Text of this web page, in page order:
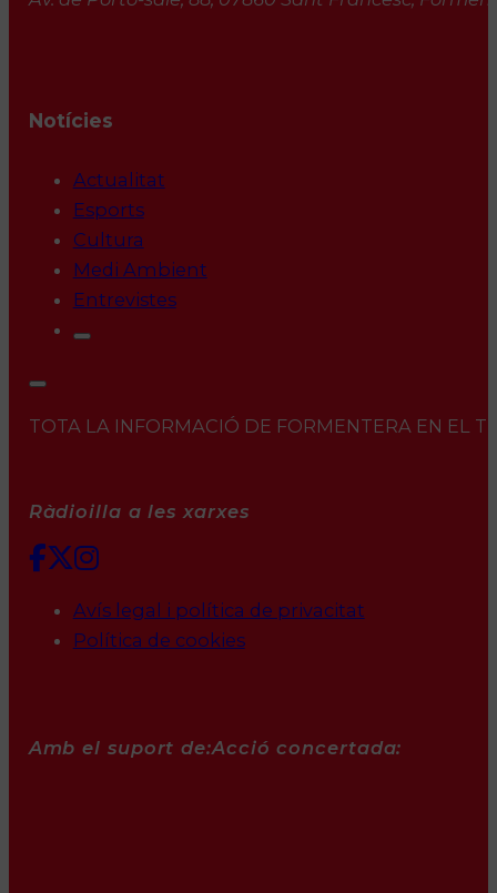
Notícies
Actualitat
Esports
Cultura
Medi Ambient
Entrevistes
TOTA LA INFORMACIÓ DE FORMENTERA EN EL
Ràdioilla a les xarxes
Avís legal i política de privacitat
Política de cookies
Amb el suport de:Acció concertada: